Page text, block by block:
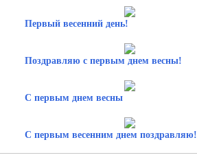
Первый весенний день!
Поздравляю с первым днем весны!
С первым днем весны
С первым весенним днем поздравляю!